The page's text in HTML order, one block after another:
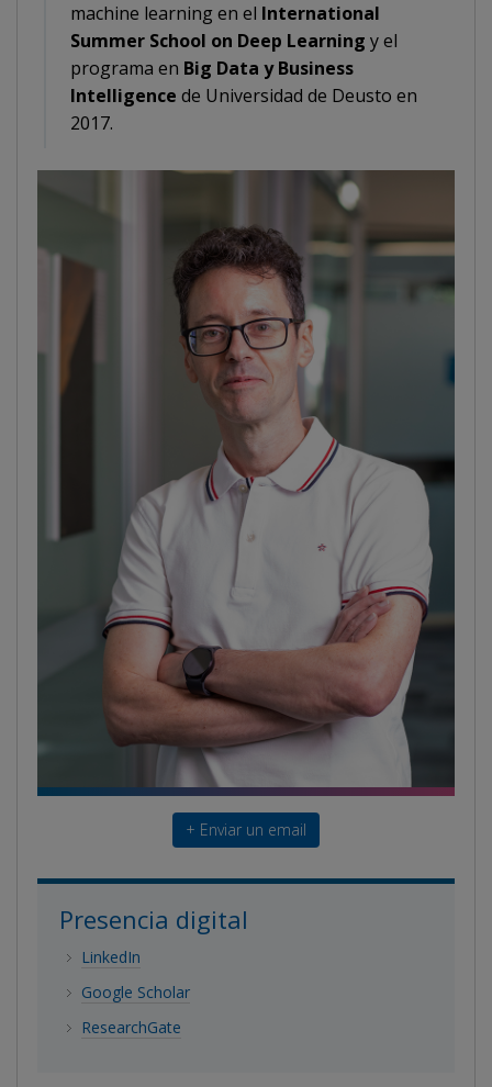
machine learning en el International
Summer School on Deep Learning y el
programa en Big Data y Business
Intelligence de Universidad de Deusto en
2017.
+ Enviar un email
Presencia digital
LinkedIn
Google Scholar
ResearchGate